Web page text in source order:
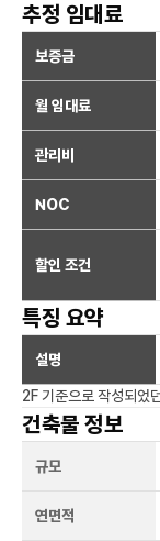
추정 임대료
보증금
월 임대료
관리비
NOC
할인 조건
특징 요약
설명
2F 기준으로 작성되었
건축물 정보
규모
연면적